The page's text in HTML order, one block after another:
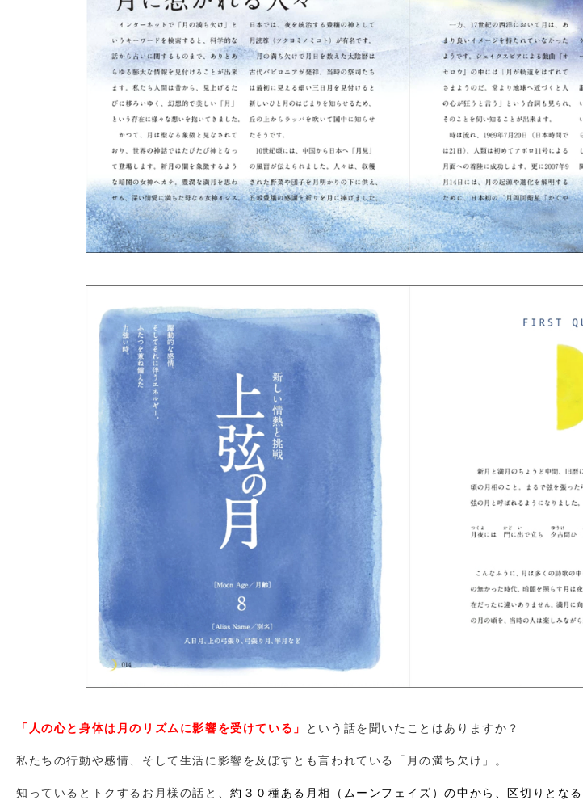
「人の心と身体は月のリズムに影響を受けている」 という話を聞いたことはありますか？
私たちの行動や感情、そして生活に影響を及ぼすとも言われている「月の満ち欠け」。
知っているとトクするお月様の話と、約３０種ある月相（ムーンフェイズ）の中から、区切りとなる